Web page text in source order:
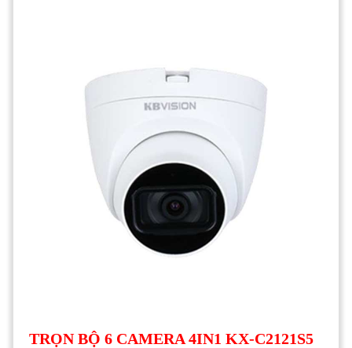
TRỌN BỘ 6 CAMERA 4IN1 KX-C2121S5